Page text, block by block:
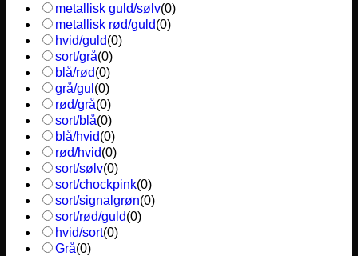
metallisk guld/sølv(0)
metallisk rød/guld(0)
hvid/guld(0)
sort/grå(0)
blå/rød(0)
grå/gul (0)
rød/grå(0)
sort/blå(0)
blå/hvid(0)
rød/hvid(0)
sort/sølv(0)
sort/chockpink(0)
sort/signalgrøn(0)
sort/rød/guld(0)
hvid/sort(0)
Grå(0)